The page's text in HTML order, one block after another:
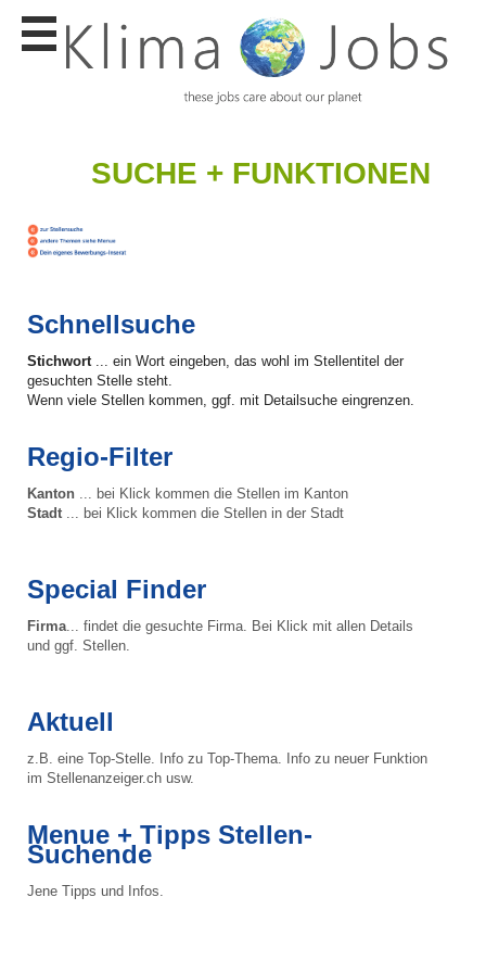
Stellen
Personalberatungen
WERBUNG
App's
Lehrstellen
finden
inserieren
SUCHE + FUNKTIONEN
Schnellsuche
Stichwort ... ein Wort eingeben, das wohl im Stellentitel der
gesuchten Stelle steht.
Wenn viele Stellen kommen, ggf. mit Detailsuche eingrenzen.
Regio-Filter
Kanton ... bei Klick kommen die Stellen im Kanton
Stadt ... bei Klick kommen die Stellen in der Stadt
Special Finder
Firma ... findet die gesuchte Firma. Bei Klick mit allen Details
und ggf. Stellen.
Aktuell
z.B. eine Top-Stelle. Info zu Top-Thema. Info zu neuer Funktion
im Stellenanzeiger.ch usw.
Menue + Tipps Stellen-
Suchende
Jene Tipps und Infos.